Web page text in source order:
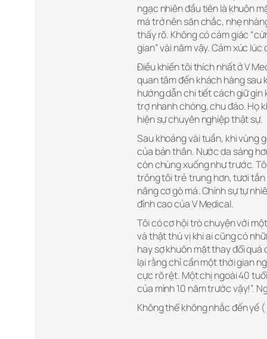
ngạc nhiên đầu tiên là khuôn
má trở nên săn chắc, nhẹ
thấy rõ. Không có cảm giác
gian” vài năm vậy. Cảm xúc
Điều khiến tôi thích nhất ở V
quan tâm đến khách hàng sau
hướng dẫn chi tiết cách giữ gìn
trợ nhanh chóng, chu đáo. Họ
hiện sự chuyên nghiệp thật sự.
Sau khoảng vài tuần, khi vùng
của bản thân. Nước da sáng
còn chùng xuống như trước.
trông tôi trẻ trung hơn, tươi tắn
nâng cơ gò má. Chính sự tự
đỉnh cao của V Medical.
Tôi có cơ hội trò chuyện với
và thật thú vị khi ai cũng có
hay sợ khuôn mặt thay đổi quá
lại rằng chỉ cần một thời gian
cực rõ rệt. Một chị ngoài 40
của mình 10 năm trước vậy!”.
Không thể không nhắc đến yế (